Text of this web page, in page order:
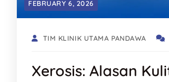
FEBRUARY 6, 2026
TIM KLINIK UTAMA PANDAWA
Xerosis: Alasan